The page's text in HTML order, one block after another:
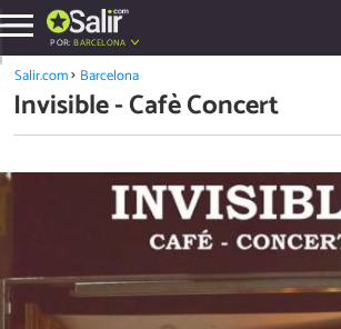
POR:BARCELONA
Salir.com Barcelona
Invisible - Cafè Concert